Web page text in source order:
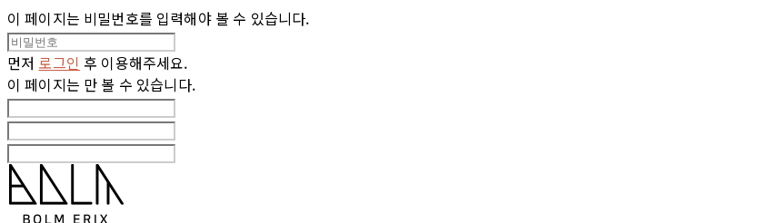
이 페이지는 비밀번호를 입력해야 볼 수 있습니다.
먼저 로그인 후 이용해주세요.
이 페이지는 만 볼 수 있습니다.